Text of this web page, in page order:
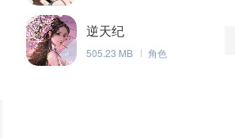
逆天纪
505.23 MB 角色